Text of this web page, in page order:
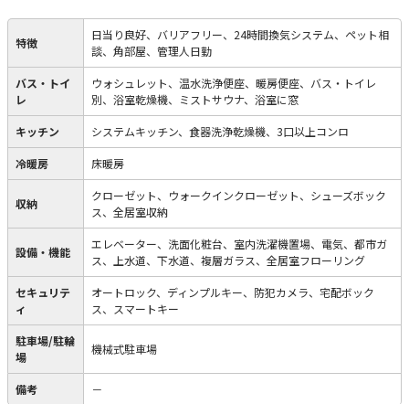
特徴
日当り良好、バリアフリー、24時間換気システム、ペット相
談、角部屋、管理人日勤
バス・トイ
レ
ウォシュレット、温水洗浄便座、暖房便座、バス・トイレ
別、浴室乾燥機、ミストサウナ、浴室に窓
キッチン システムキッチン、食器洗浄乾燥機、3口以上コンロ
冷暖房 床暖房
収納
クローゼット、ウォークインクローゼット、シューズボック
ス、全居室収納
設備・機能
エレベーター、洗面化粧台、室内洗濯機置場、電気、都市ガ
ス、上水道、下水道、複層ガラス、全居室フローリング
セキュリテ
ィ
オートロック、ディンプルキー、防犯カメラ、宅配ボック
ス、スマートキー
駐車場/駐輪
場
機械式駐車場
備考 －